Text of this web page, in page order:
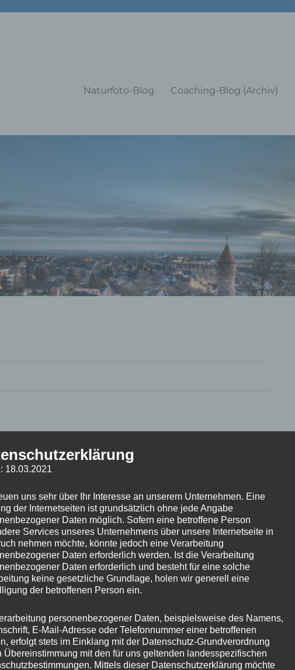
Naturfoto-Blog Coaching-Blog (Archiv)
18.03.2021
uns sehr über Ihr Interesse an unserem Unternehmen. Eine
der Internetseiten ist grundsätzlich ohne jede Angabe
Daten möglich. Sofern eine betroffene Person
Services unseres Unternehmens über unsere Internetseite in
nehmen möchte, könnte jedoch eine Verarbeitung
Daten erforderlich werden. Ist die Verarbeitung
Daten erforderlich und besteht für eine solche
keine gesetzliche Grundlage, holen wir generell eine
der betroffenen Person ein.
personenbezogener Daten, beispielsweise des Namens,
E-Mail-Adresse oder Telefonnummer einer betroffenen
erfolgt stets im Einklang mit der Datenschutz-Grundverordnung
Übereinstimmung mit den für uns geltenden landesspezifischen
Mittels dieser Datenschutzerklärung möchte